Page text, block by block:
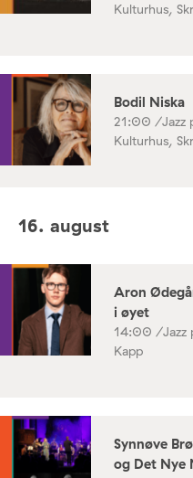
Kulturhus,
Bodil Niska
21:00 /Jazz
Kulturhus,
16. august
Aron
i øyet
14:00 /Jazz
Kapp
Synnøve
og Det Nye